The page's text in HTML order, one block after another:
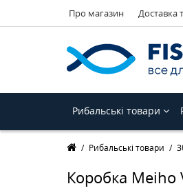
Про магазин Доставка
Рибальські товари
Рибальські товари
Коробка Meiho